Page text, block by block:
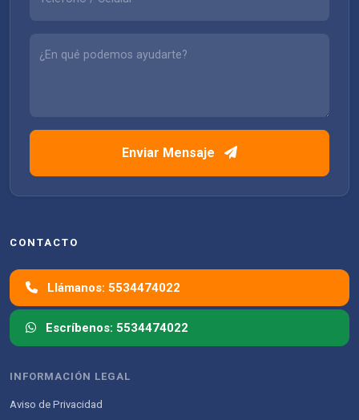
Enviar Mensaje
CONTACTO
Llámanos: 5534474022
Escríbenos: 5534474022
INFORMACIÓN LEGAL
Aviso de Privacidad